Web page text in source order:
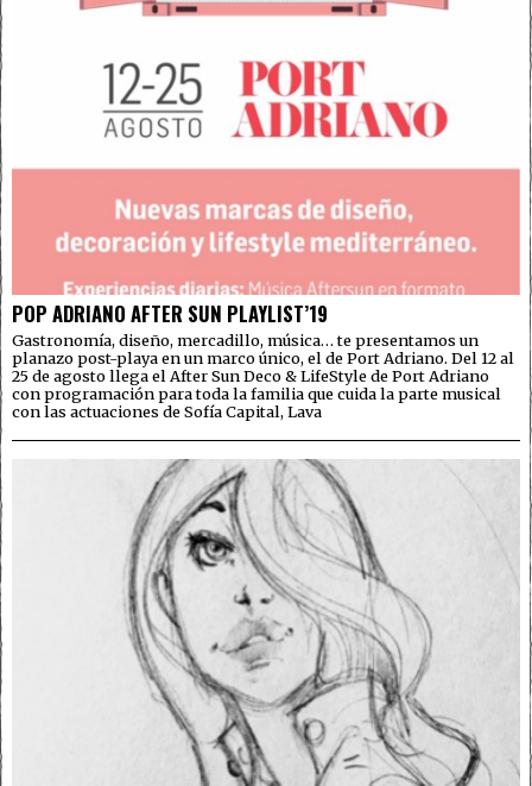
POP ADRIANO AFTER SUN PLAYLIST’19
Gastronomía, diseño, mercadillo, música… te presentamos un
planazo post-playa en un marco único, el de Port Adriano. Del 12 al
25 de agosto llega el After Sun Deco & LifeStyle de Port Adriano
con programación para toda la familia que cuida la parte musical
con las actuaciones de Sofía Capital, Lava